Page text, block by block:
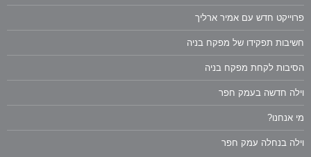
פרוייקט חדש עם אמיר ארליך
חשיבות תפקידו של מפקח בניה
הסיבות לקחת מפקח בניה
וילה חדשה בעמק חפר
מי אנחנו?
וילה בנחלה עמק חפר